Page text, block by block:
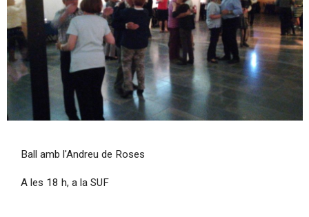
Ball amb l'Andreu de Roses
A les 18 h, a la SUF